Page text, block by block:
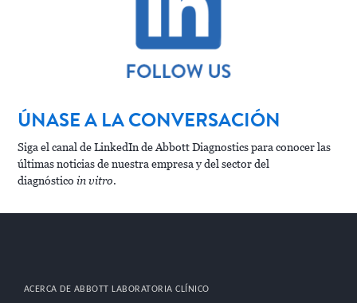
ÚNASE A LA CONVERSACIÓN
Siga el canal de LinkedIn de Abbott Diagnostics para conocer las
últimas noticias de nuestra empresa y del sector del
diagnósticoin vitro.
ACERCA DE ABBOTT LABORATORIA CLÍNICO